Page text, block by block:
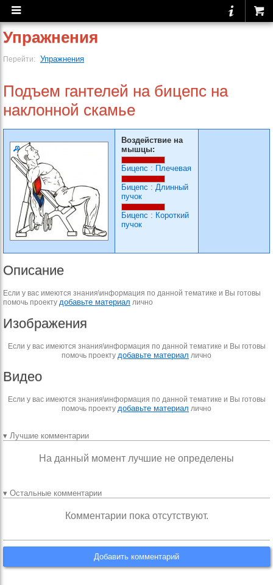
Упражнения
Перейти: Упражнения
Подъем гантелей на бицепс на
наклонной скамье
Воздействие на
мышцы:
Бицепс : Плечевая
Бицепс : Длинный
пучок
Бицепс : Короткий
пучок
Описание
Если у вас имеются знания\информация по данной тематике и Вы готовы
помочь проекту добавьте материал лично
Изображения
Если у вас имеются знания\информация по данной тематике и Вы готовы
помочь проекту добавьте материал лично
Видео
Если у вас имеются знания\информация по данной тематике и Вы готовы
помочь проекту добавьте материал лично
▾ Лучшие комментарии
На данный момент лучшие не определены
▾ Остальные комментарии
Комментарии пока отсутствуют.
Добавить комментарий